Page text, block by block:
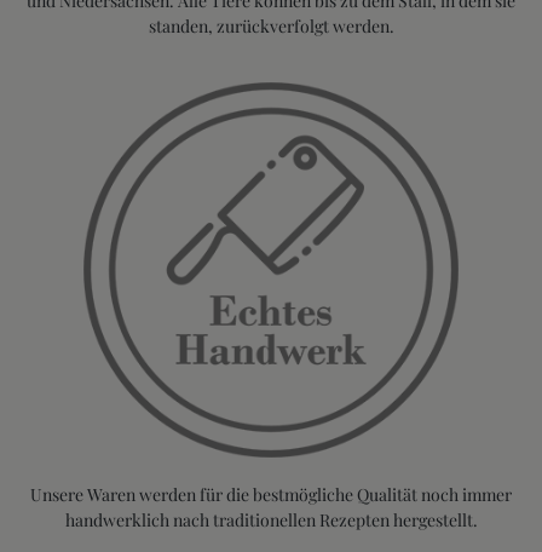
standen, zurückverfolgt werden.
Unsere Waren werden für die bestmögliche Qualität noch immer
handwerklich nach traditionellen Rezepten hergestellt.